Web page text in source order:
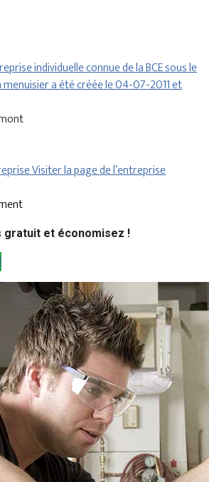
individuelle connue de la BCE sous le
a été créée le 04-07-2011 et
Visiter la page de l’entreprise
gratuit et économisez !